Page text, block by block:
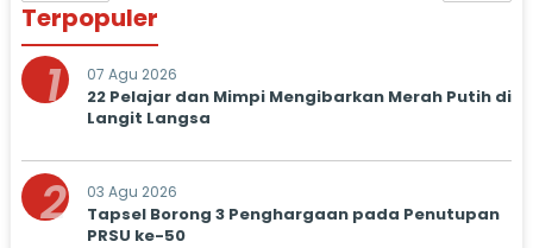
Terpopuler
1 07 Agu 2026
22 Pelajar dan Mimpi Mengibarkan Merah Putih di
Langit Langsa
2 03 Agu 2026
Tapsel Borong 3 Penghargaan pada Penutupan
PRSU ke-50